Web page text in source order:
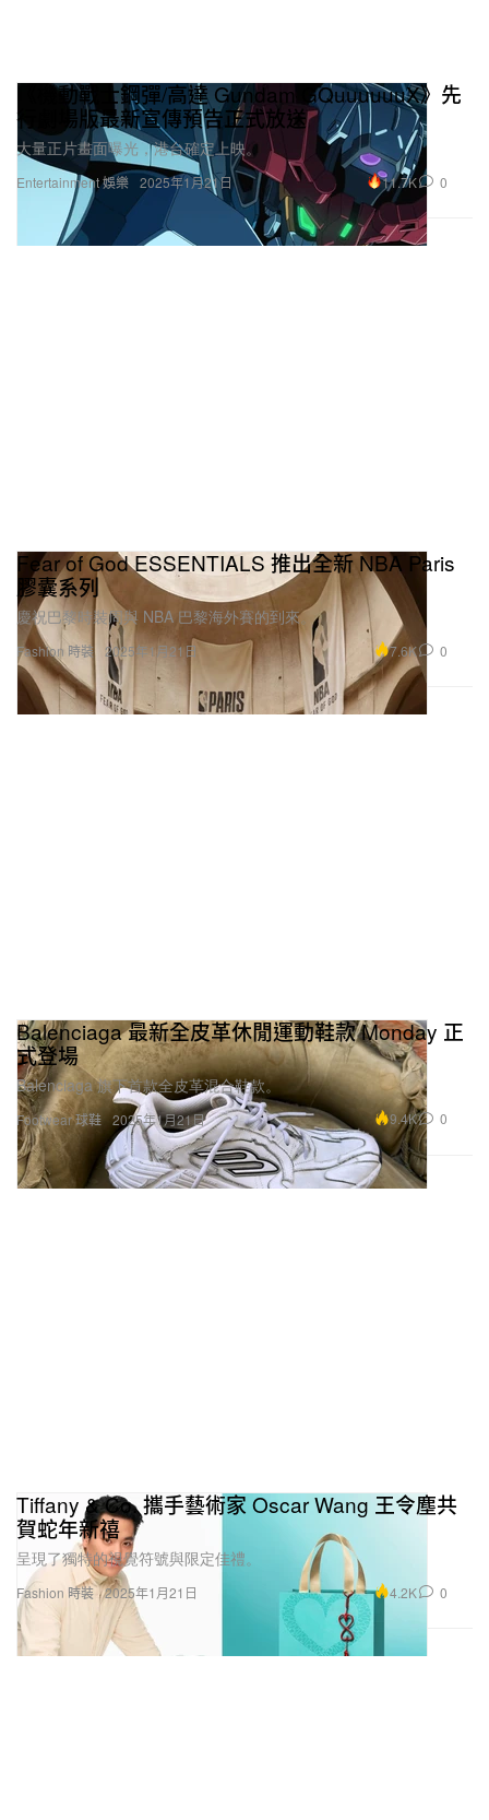
Entertainment 娛樂
《機動戰士鋼彈/高達 Gundam GQuuuuuuX》先
行劇場版最新宣傳預告正式放送
大量正片畫面曝光，港台確定上映。
2025年1月21日 11.7K 0
Fashion 時裝
Fear of God ESSENTIALS 推出全新 NBA Paris
膠囊系列
慶祝巴黎時裝周與 NBA 巴黎海外賽的到來。
2025年1月21日 7.6K 0
Footwear 球鞋
Balenciaga 最新全皮革休閒運動鞋款 Monday 正
式登場
Balenciaga 旗下首款全皮革混合鞋款。
2025年1月21日 9.4K 0
Fashion 時裝
Tiffany & Co. 攜手藝術家 Oscar Wang 王令塵共
賀蛇年新禧
呈現了獨特的視覺符號與限定佳禮。
2025年1月21日 4.2K 0